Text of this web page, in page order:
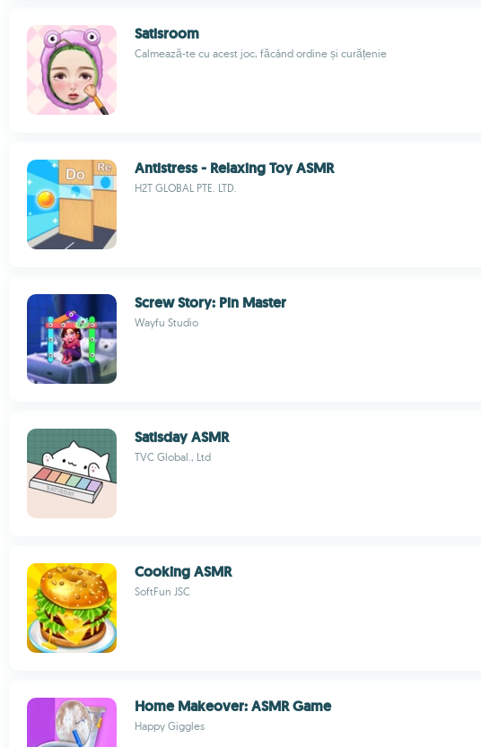
Satisroom
Calmează-te cu acest joc, făcând ordine și curățenie
Antistress - Relaxing Toy ASMR
H2T GLOBAL PTE. LTD.
Screw Story: Pin Master
Wayfu Studio
Satisday ASMR
TVC Global., Ltd
Cooking ASMR
SoftFun JSC
Home Makeover: ASMR Game
Happy Giggles